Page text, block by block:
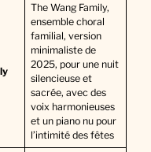
The Wang Family,
ensemble choral
familial, version
minimaliste de
2025, pour une nuit
silencieuse et
sacrée, avec des
voix harmonieuses
et un piano nu pour
l’intimité des fêtes